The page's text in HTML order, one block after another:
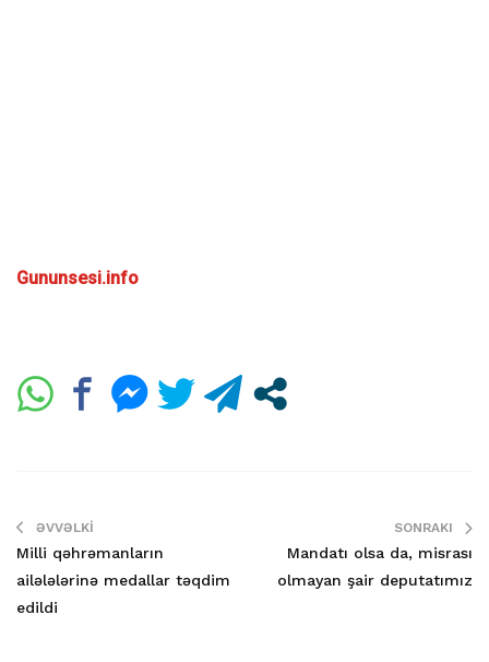
Gununsesi.info
ƏVVƏLKI
Milli qəhrəmanların
ailələlərinə medallar təqdim
edildi
SONRAKI
Mandatı olsa da, misrası
olmayan şair deputatımız